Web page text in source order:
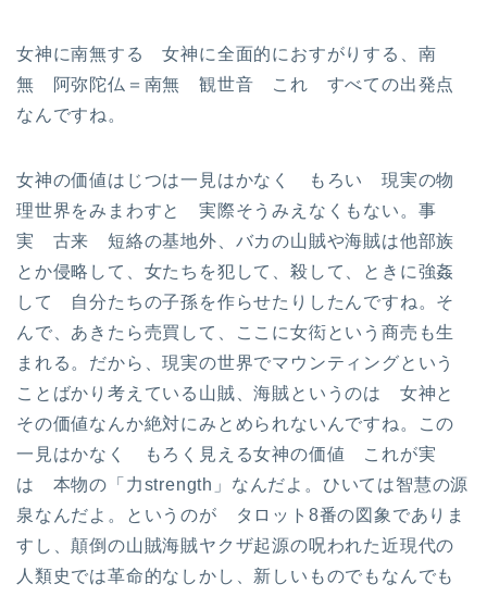
女神に南無する 女神に全面的におすがりする、南
無 阿弥陀仏＝南無 観世音 これ すべての出発点
なんですね。
女神の価値はじつは一見はかなく もろい 現実の物
理世界をみまわすと 実際そうみえなくもない。事
実 古来 短絡の基地外、バカの山賊や海賊は他部族
とか侵略して、女たちを犯して、殺して、ときに強姦
して 自分たちの子孫を作らせたりしたんですね。そ
んで、あきたら売買して、ここに女衒という商売も生
まれる。だから、現実の世界でマウンティングという
ことばかり考えている山賊、海賊というのは 女神と
その価値なんか絶対にみとめられないんですね。この
一見はかなく もろく見える女神の価値 これが実
は 本物の「力strength」なんだよ。ひいては智慧の源
泉なんだよ。というのが タロット8番の図象でありま
すし、顛倒の山賊海賊ヤクザ起源の呪われた近現代の
人類史では革命的なしかし、新しいものでもなんでも